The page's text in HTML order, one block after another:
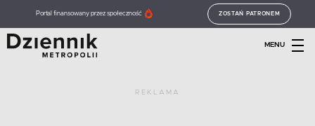
Portal finansowany przez społeczność ZOSTAŃ PATRONEM
MENU
REKLAMA